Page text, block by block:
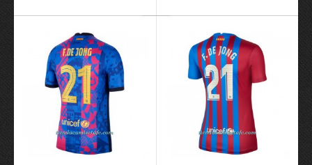
Camiseta de fútbol FC
Barcelona Frenkie de
Jong 21 Primera
Conjunto
(Camiseta+Pantalón
Corto) Países Bajos